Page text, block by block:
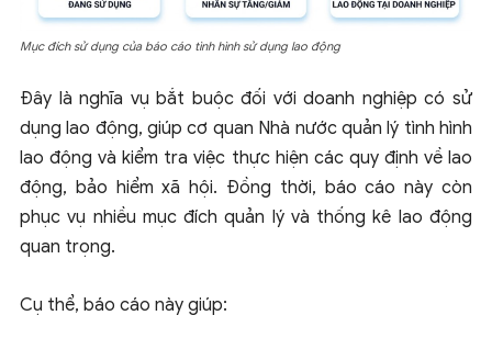
Mục đích sử dụng của báo cáo tình hình sử dụng lao động
Đây là nghĩa vụ bắt buộc đối với doanh nghiệp có sử
dụng lao động, giúp cơ quan Nhà nước quản lý tình hình
lao động và kiểm tra việc thực hiện các quy định về lao
động, bảo hiểm xã hội. Đồng thời, báo cáo này còn
phục vụ nhiều mục đích quản lý và thống kê lao động
quan trọng.
Cụ thể, báo cáo này giúp: